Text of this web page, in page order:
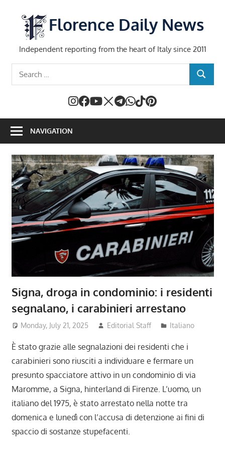
content
Florence Daily News
Independent reporting from the heart of Italy since 2011
SEARCH
NAVIGATION
Signa, droga in condominio: i residenti
segnalano, i carabinieri arrestano
Monday, July 21, 2025 Editorial Staff Italiano
È stato grazie alle segnalazioni dei residenti che i
carabinieri sono riusciti a individuare e fermare un
presunto spacciatore attivo in un condominio di via
Maromme, a Signa, hinterland di Firenze. L’uomo, un
italiano del 1975, è stato arrestato nella notte tra
domenica e lunedì con l’accusa di detenzione ai fini di
spaccio di sostanze stupefacenti.